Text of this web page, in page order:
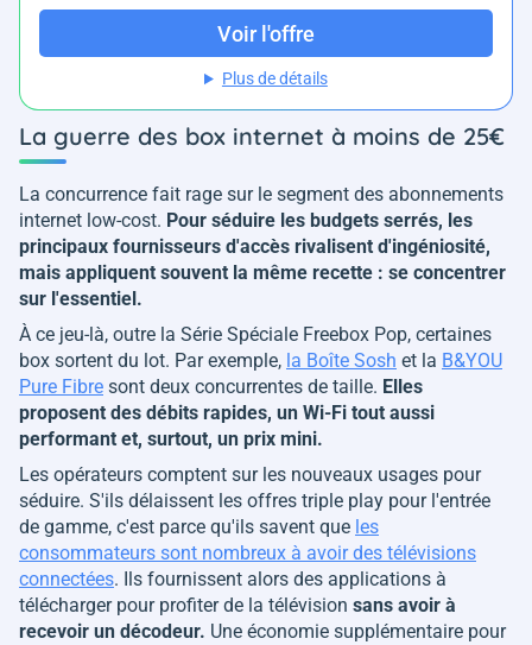
Voir l'offre
Plus de détails
La guerre des box internet à moins de 25€
La concurrence fait rage sur le segment des abonnements
internet low-cost. Pour séduire les budgets serrés, les
principaux fournisseurs d'accès rivalisent d'ingéniosité,
mais appliquent souvent la même recette : se concentrer
sur l'essentiel.
À ce jeu-là, outre la Série Spéciale Freebox Pop, certaines
box sortent du lot. Par exemple, la Boîte Sosh et la B&YOU
Pure Fibre sont deux concurrentes de taille. Elles
proposent des débits rapides, un Wi-Fi tout aussi
performant et, surtout, un prix mini.
Les opérateurs comptent sur les nouveaux usages pour
séduire. S'ils délaissent les offres triple play pour l'entrée
de gamme, c'est parce qu'ils savent que les
consommateurs sont nombreux à avoir des télévisions
connectées. Ils fournissent alors des applications à
télécharger pour profiter de la télévision sans avoir à
recevoir un décodeur. Une économie supplémentaire pour